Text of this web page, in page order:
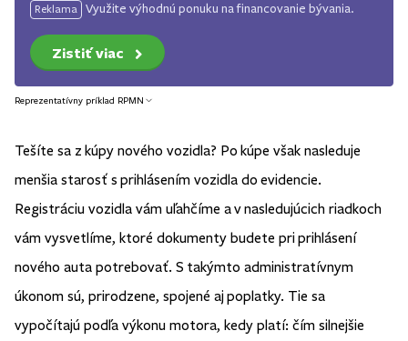
Reklama Využite výhodnú ponuku na financovanie bývania.
Zistiť viac
Reprezentatívny príklad RPMN
Tešíte sa z kúpy nového vozidla? Po kúpe však nasleduje
menšia starosť s prihlásením vozidla do evidencie.
Registráciu vozidla vám uľahčíme a v nasledujúcich riadkoch
vám vysvetlíme, ktoré dokumenty budete pri prihlásení
nového auta potrebovať. S takýmto administratívnym
úkonom sú, prirodzene, spojené aj poplatky. Tie sa
vypočítajú podľa výkonu motora, kedy platí: čím silnejšie